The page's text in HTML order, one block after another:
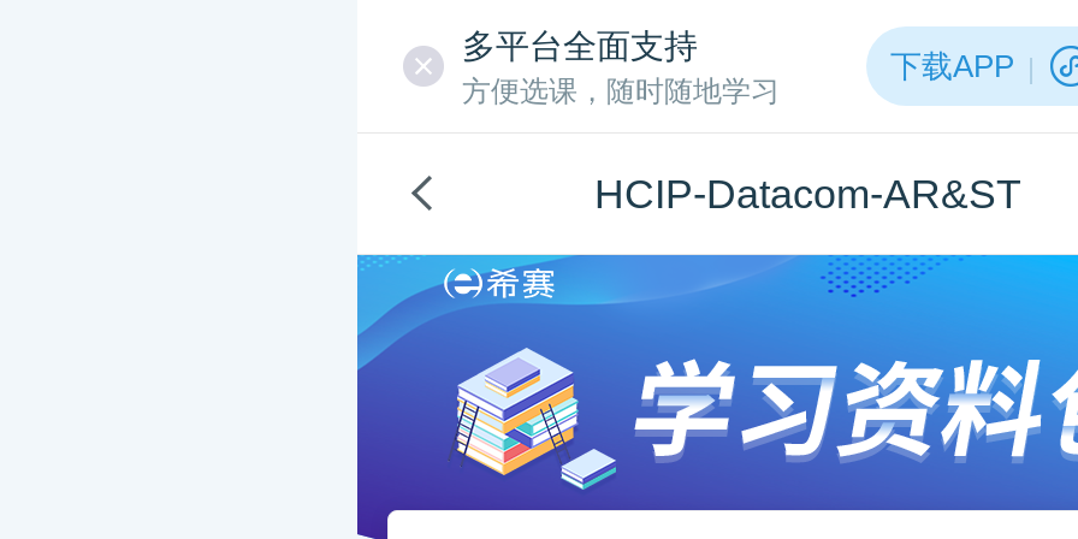
多平台全面支持
方便选课，随时随地学习
下载APP
HCIP-Datacom-AR&ST